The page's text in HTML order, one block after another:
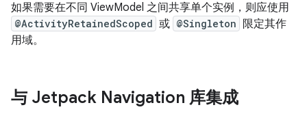
如果需要在不同 ViewModel 之间共享单个实例，则应使用
@ActivityRetainedScoped 或 @Singleton
限定其作
用域。
与 Jetpack Navigation 库集成